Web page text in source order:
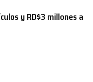
y RD$3 millones a